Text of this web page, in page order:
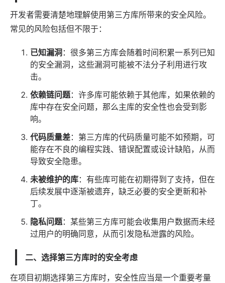
开发者需要清楚地理解使用第三方库所带来的安全风险。
常见的风险包括但不限于：
已知漏洞：很多第三方库会随着时间积累一系列已知
的安全漏洞，这些漏洞可能被不法分子利用进行攻
击。
依赖链问题：许多库可能依赖于其他库，如果依赖的
库中存在安全问题，那么主库的安全性也会受到影
响。
代码质量差：第三方库的代码质量可能不如预期，可
能存在不良的编程实践、错误配置或设计缺陷，从而
导致安全隐患。
未被维护的库：有些库可能在初期得到了支持，但在
后续发展中逐渐被遗弃，缺乏必要的安全更新和补
丁。
隐私问题：某些第三方库可能会收集用户数据而未经
过用户的明确同意，从而引发隐私泄露的风险。
二、选择第三方库时的安全考虑
在项目初期选择第三方库时，安全性应当是一个重要考量